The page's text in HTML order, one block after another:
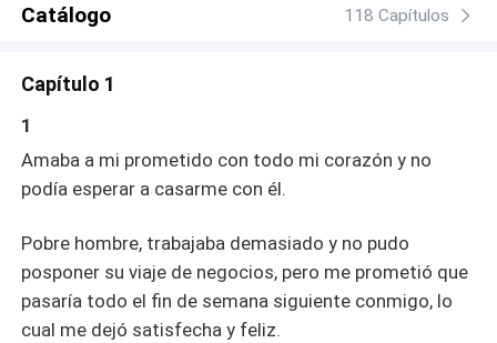
negocios y los secretos personales amenaza con romper
Catálogo 118 Capítulos
Capítulo 1
1
Amaba a mi prometido con todo mi corazón y no
podía esperar a casarme con él.
Pobre hombre, trabajaba demasiado y no pudo
posponer su viaje de negocios, pero me prometió que
pasaría todo el fin de semana siguiente conmigo, lo
cual me dejó satisfecha y feliz.